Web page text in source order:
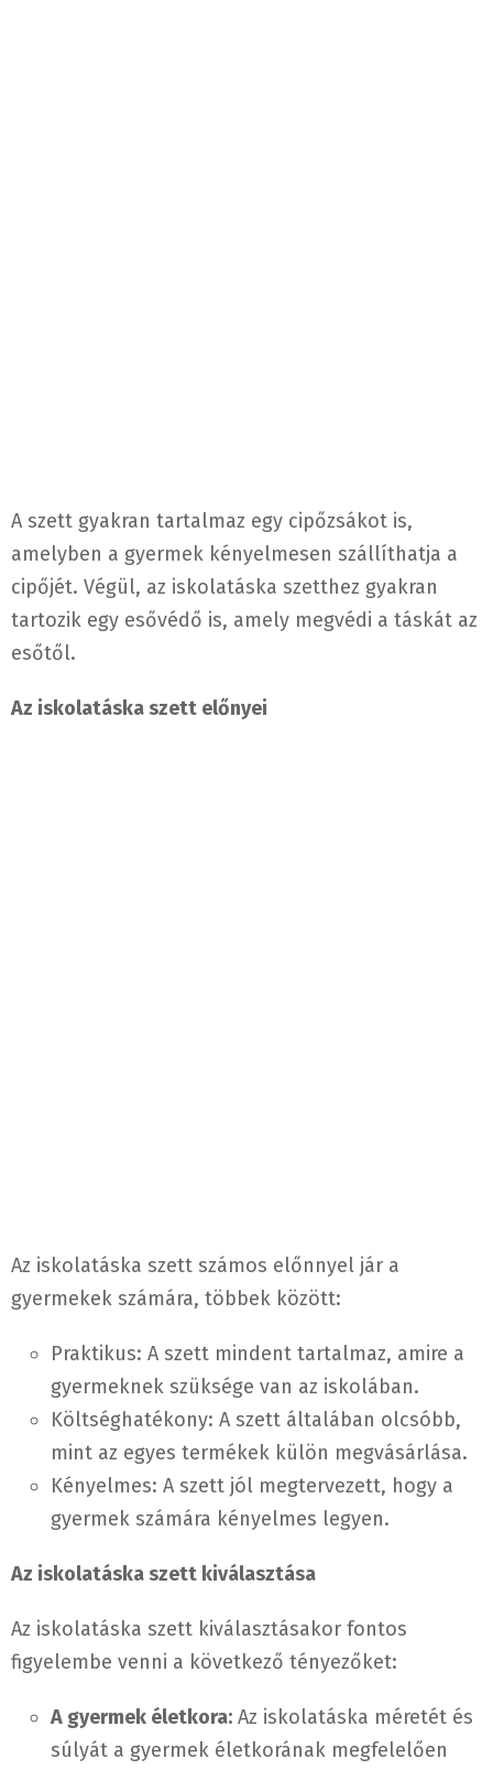
A szett gyakran tartalmaz egy cipőzsákot is,
amelyben a gyermek kényelmesen szállíthatja a
cipőjét. Végül, az iskolatáska szetthez gyakran
tartozik egy esővédő is, amely megvédi a táskát az
esőtől.
Az iskolatáska szett előnyei
Az iskolatáska szett számos előnnyel jár a
gyermekek számára, többek között:
Praktikus: A szett mindent tartalmaz, amire a
gyermeknek szüksége van az iskolában.
Költséghatékony: A szett általában olcsóbb,
mint az egyes termékek külön megvásárlása.
Kényelmes: A szett jól megtervezett, hogy a
gyermek számára kényelmes legyen.
Az iskolatáska szett kiválasztása
Az iskolatáska szett kiválasztásakor fontos
figyelembe venni a következő tényezőket:
A gyermek életkora: Az iskolatáska méretét és
súlyát a gyermek életkorának megfelelően